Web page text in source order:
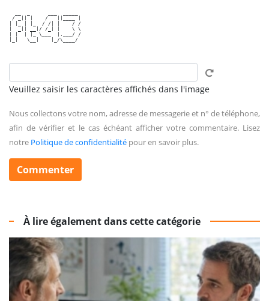
/ _|| |    /   ||____ |
| |_ | |_  / /| |    / /
|  _|| __|/ /_| |    \ \
| |  | |_ \___  |.___/ /
|_|   \__|    |_/\____/
Veuillez saisir les caractères affichés dans l'image
Nous collectons votre nom, adresse de messagerie et n° de téléphone,
afin de vérifier et le cas échéant afficher votre commentaire. Lisez
notre Politique de confidentialité pour en savoir plus.
À lire également dans cette catégorie